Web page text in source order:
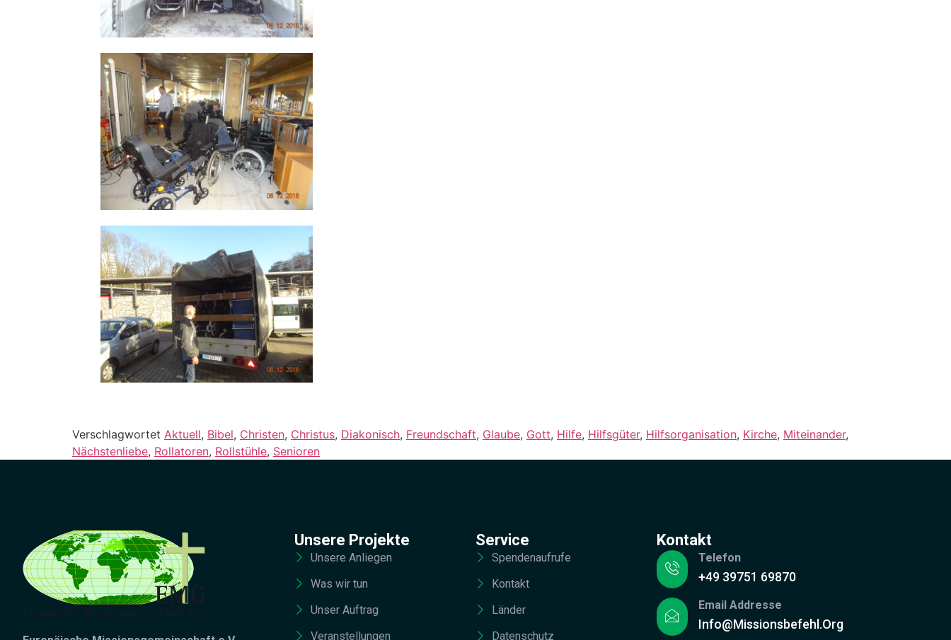
Verschlagwortet Aktuell, Bibel, Christen, Christus, Diakonisch, Freundschaft, Glaube, Gott, Hilfe, Hilfsgüter, Hilfsorganisation, Kirche, Miteinander,
Nächstenliebe, Rollatoren, Rollstühle, Senioren
Unsere Projekte
Unsere Anliegen
Was wir tun
Unser Auftrag
Veranstellungen
Service
Spendenaufrufe
Kontakt
Länder
Datenschutz
Kontakt
Telefon
+49 39751 69870
Email Addresse
Info@missionsbefehl.org